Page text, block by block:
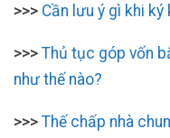
>>> Cần lưu ý gì khi
>>> Thủ tục góp vốn
như thế nào?
>>> Thế chấp nhà